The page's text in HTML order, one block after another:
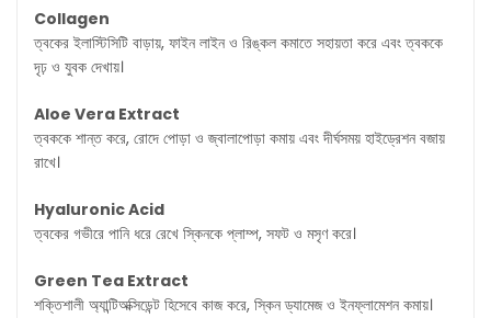
Collagen
ত্বকের ইলাস্টিসিটি বাড়ায়, ফাইন লাইন ও রিঙ্কল কমাতে সহায়তা করে এবং ত্বককে
দৃঢ় ও যুবক দেখায়।
Aloe Vera Extract
ত্বককে শান্ত করে, রোদে পোড়া ও জ্বালাপোড়া কমায় এবং দীর্ঘসময় হাইড্রেশন বজায়
রাখে।
Hyaluronic Acid
ত্বকের গভীরে পানি ধরে রেখে স্কিনকে প্লাম্প, সফট ও মসৃণ করে।
Green Tea Extract
শক্তিশালী অ্যান্টিঅক্সিডেন্ট হিসেবে কাজ করে, স্কিন ড্যামেজ ও ইনফ্লামেশন কমায়।